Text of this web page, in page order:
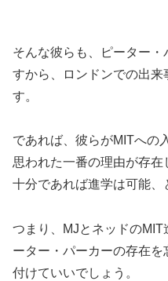
そんな彼らも、ピーター
すから、ロンドンでの出来
す。
であれば、彼らがMITへの
思われた一番の理由が存
十分であれば進学は可能、
つまり、MJとネッドの
ーター・パーカーの存在
付けていいでしょう。